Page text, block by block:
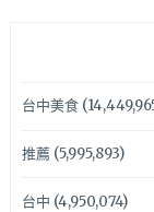
台中美食
推薦(5,995,893)
台中 (4,950,074)